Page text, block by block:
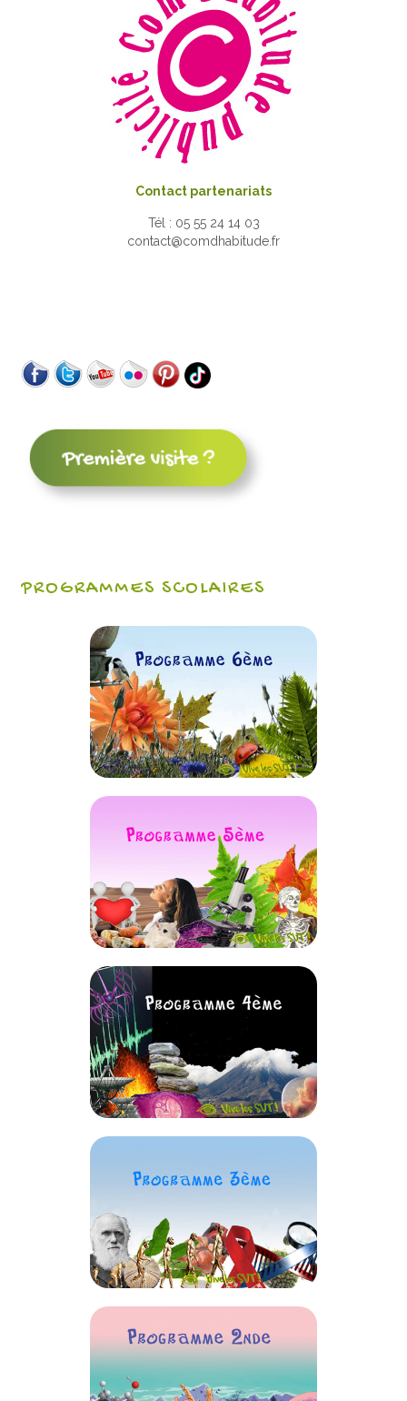
Contact partenariats
Tél : 05 55 24 14 03
contact@comdhabitude.fr
PROGRAMMES SCOLAIRES